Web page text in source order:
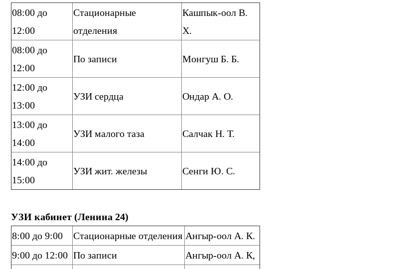
08:00 до
12:00
Стационарные
отделения
Кашпык-оол В.
Х.
08:00 до
12:00
По записи Монгуш Б. Б.
12:00 до
13:00
УЗИ сердца Ондар А. О.
13:00 до
14:00
УЗИ малого таза Салчак Н. Т.
14:00 до
15:00
УЗИ жит. железы Сенги Ю. С.
УЗИ кабинет (Ленина 24)
8:00 до 9:00
Стационарные отделения Ангыр-оол А. К.
9:00 до 12:00 По записи Ангыр-оол А. К,